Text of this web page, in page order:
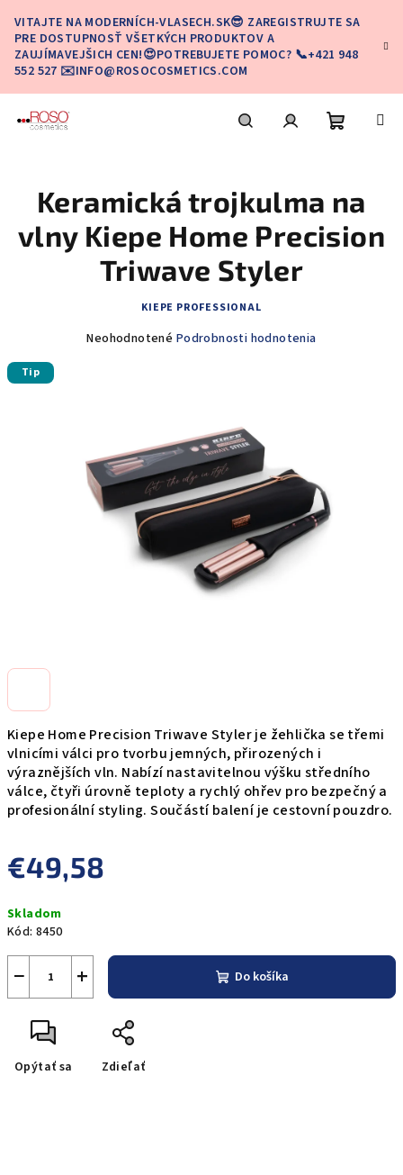
obsah
VITAJTE NA MODERNÍCH-VLASECH.SK😎 ZAREGISTRUJTE SA
PRE DOSTUPNOSŤ VŠETKÝCH PRODUKTOV A
ZAUJÍMAVEJŠICH CEN!😍POTREBUJETE POMOC? 📞+421 948
552 527 ✉️INFO@ROSOCOSMETICS.COM
košík
Kiepe Home Precision Triwave Styler je žehlička se třemi
vlnicími válci pro tvorbu jemných, přirozených i
výraznějších vln. Nabízí nastavitelnou výšku středního
válce, čtyři úrovně teploty a rychlý ohřev pro bezpečný a
profesionální styling. Součástí balení je cestovní pouzdro.
€49,58
cena:
Skladom
Kód: 8450
+
− Do košíka
Opýtať sa Zdieľať
Keramická trojkulma na
vlny Kiepe Home Precision
Triwave Styler
KIEPE PROFESSIONAL
Priemerné
hviezdičiek.
Neohodnotené Podrobnosti hodnotenia
Tip